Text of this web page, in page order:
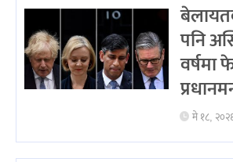
पनि
वर्षमा
मे १८,